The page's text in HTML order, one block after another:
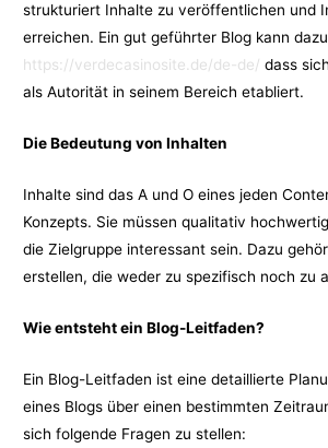
strukturiert Inhalte zu veröffentlichen und
erreichen. Ein gut geführter Blog kann
https://verdecasinosite.de/de-de/ dass
als Autorität in seinem Bereich etabliert.
Die Bedeutung von Inhalten
Inhalte sind das A und O eines jeden
Konzepts. Sie müssen qualitativ
die Zielgruppe interessant sein. Dazu
erstellen, die weder zu spezifisch noch zu
Wie entsteht ein Blog-Leitfaden?
Ein Blog-Leitfaden ist eine detaillierte
eines Blogs über einen bestimmten
sich folgende Fragen zu stellen: